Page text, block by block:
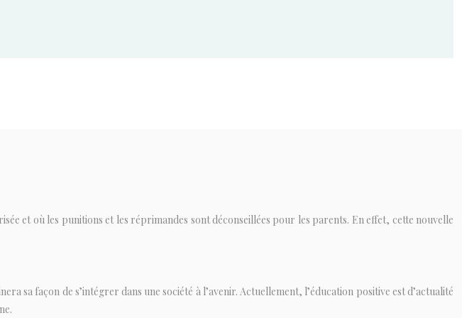
et où les punitions et les réprimandes sont déconseillées pour les parents. En effet, cette nouvelle
sa façon de s’intégrer dans une société à l’avenir. Actuellement, l’éducation positive est d’actualité